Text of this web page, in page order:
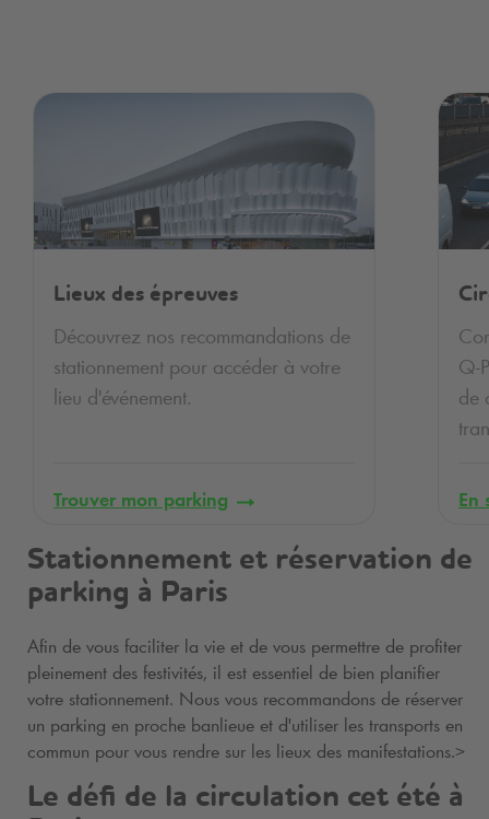
Lieux des épreuves
Découvrez nos recommandations de
stationnement pour accéder à votre
lieu d'événement.
Trouver mon parking
Q-
de
En
Stationnement et réservation de
parking à Paris
Afin de vous faciliter la vie et de vous permettre de profiter
pleinement des festivités, il est essentiel de bien planifier
votre stationnement. Nous vous recommandons de réserver
un parking en proche banlieue et d'utiliser les transports en
commun pour vous rendre sur les lieux des manifestations.>
Le défi de la circulation cet été à